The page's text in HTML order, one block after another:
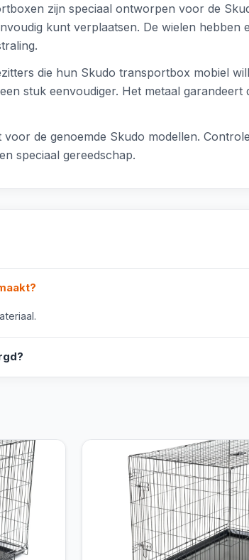
zijn speciaal ontworpen voor de
kunt verplaatsen. De wielen
die hun Skudo transportbox mobiel
stuk eenvoudiger. Het metaal
voor de genoemde Skudo modellen.
speciaal gereedschap.